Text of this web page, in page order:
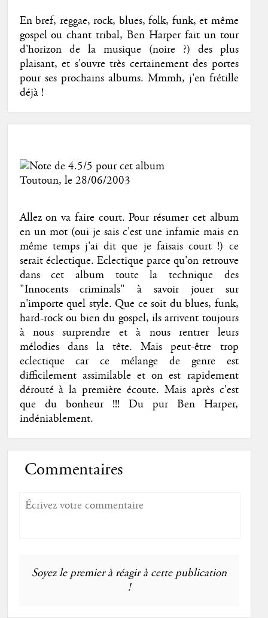
En bref, reggae, rock, blues, folk, funk, et même
gospel ou chant tribal, Ben Harper fait un tour
d'horizon de la musique (noire ?) des plus
plaisant, et s'ouvre très certainement des portes
pour ses prochains albums. Mmmh, j'en frétille
déjà !
Toutoun, le 28/06/2003
Allez on va faire court. Pour résumer cet album
en un mot (oui je sais c'est une infamie mais en
même temps j'ai dit que je faisais court !) ce
serait éclectique. Eclectique parce qu'on retrouve
dans cet album toute la technique des
"Innocents criminals" à savoir jouer sur
n'importe quel style. Que ce soit du blues, funk,
hard-rock ou bien du gospel, ils arrivent toujours
à nous surprendre et à nous rentrer leurs
mélodies dans la tête. Mais peut-être trop
eclectique car ce mélange de genre est
difficilement assimilable et on est rapidement
dérouté à la première écoute. Mais après c'est
que du bonheur !!! Du pur Ben Harper,
indéniablement.
Commentaires
Soyez le premier à réagir à cette publication
!